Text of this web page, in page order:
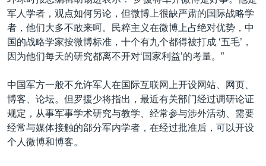
军人学者，观点如何另论，但微博上很缺严肃的国际战略学
者，他们大多不敢来呵。民粹主义在微博上占绝对优势，中
国的战略学家按微博标准，十个有九个都得被打成 ‘五毛’，
因为他们每天的研究都离不开对‘国家利益’的考量。”
中国军方一般不允许军人在国际互联网上开设网站、网页、
博客、论坛。但罗援少将指出，最近有关部门经过调研论证
规定，从事军事学术研究与教学、经常参与涉外活动、需要
经常与媒体接触的部分军内学者，在经过批准后，可以开设
个人微博和博客。